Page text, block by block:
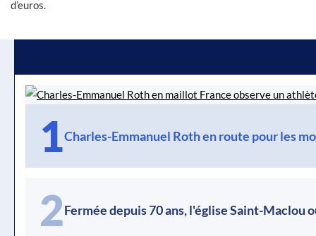
d’euros.
1Charles-Emmanuel Roth en route pour les
2Fermée depuis 70 ans, l'église Saint-Maclou